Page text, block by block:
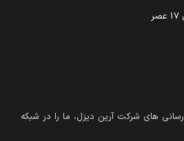
های شرکت آرین دیزل، ما را در شبکه